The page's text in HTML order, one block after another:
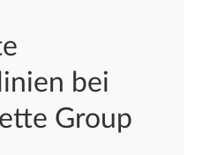
bei
Group